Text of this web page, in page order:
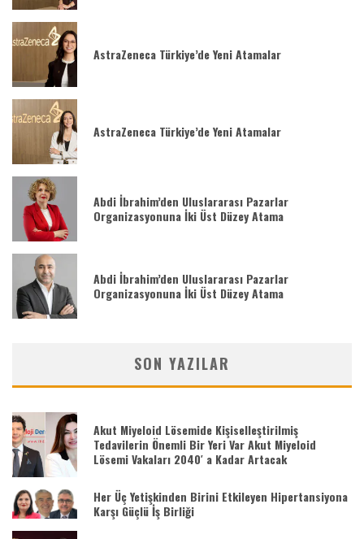
AstraZeneca Türkiye’de Yeni Atamalar
AstraZeneca Türkiye’de Yeni Atamalar
Abdi İbrahim’den Uluslararası Pazarlar
Organizasyonuna İki Üst Düzey Atama
Abdi İbrahim’den Uluslararası Pazarlar
Organizasyonuna İki Üst Düzey Atama
SON YAZILAR
Akut Miyeloid Lösemide Kişiselleştirilmiş
Tedavilerin Önemli Bir Yeri Var Akut Miyeloid
Lösemi Vakaları 2040′ a Kadar Artacak
Her Üç Yetişkinden Birini Etkileyen Hipertansiyona
Karşı Güçlü İş Birliği